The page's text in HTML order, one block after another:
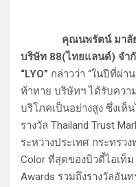
คุณนพรัตน์ มาลัยวงค์
บริษัท 88(ไทยแลนด์) จำ
“LYO” กล่าวว่า “ในปีที่ผ่า
ท้าทาย บริษัทฯ ได้รับควา
บริโภคเป็นอย่างสูง ซึ่งเห็
รางวัล Thailand Trust
ระหว่างประเทศ กระทรว
Color ที่สุดของบิวตี้ไอเท็ม
Awards รวมถึงรางวัลอันท